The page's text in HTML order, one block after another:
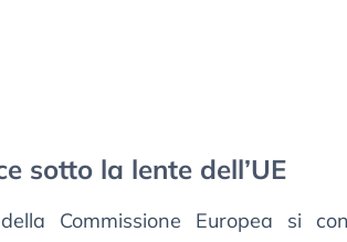
sotto la lente dell’UE
della Commissione Europea si